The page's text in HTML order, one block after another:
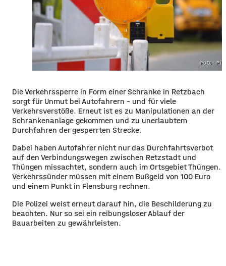
Foto:
Die Verkehrssperre in Form einer Schranke in Retzbach
sorgt für Unmut bei Autofahrern – und für viele
Verkehrsverstöße. Erneut ist es zu Manipulationen an der
Schrankenanlage gekommen und zu unerlaubtem
Durchfahren der gesperrten Strecke.
Dabei haben Autofahrer nicht nur das Durchfahrtsverbot
auf den Verbindungswegen zwischen Retzstadt und
Thüngen missachtet, sondern auch im Ortsgebiet Thüngen.
Verkehrssünder müssen mit einem Bußgeld von 100 Euro
und einem Punkt in Flensburg rechnen.
Die Polizei weist erneut darauf hin, die Beschilderung zu
beachten. Nur so sei ein reibungsloser Ablauf der
Bauarbeiten zu gewährleisten.